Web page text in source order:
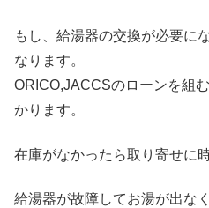
もし、給湯器の交換が必要に
なります。
ORICO,JACCSのローンを組
かります。
在庫がなかったら取り寄せに
給湯器が故障してお湯が出な